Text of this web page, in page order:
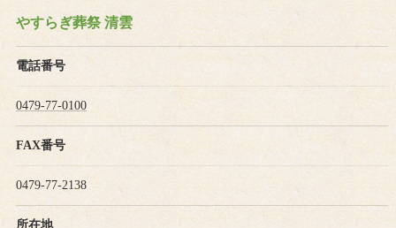
やすらぎ葬祭 清雲
電話番号
0479-77-0100
FAX番号
0479-77-2138
所在地